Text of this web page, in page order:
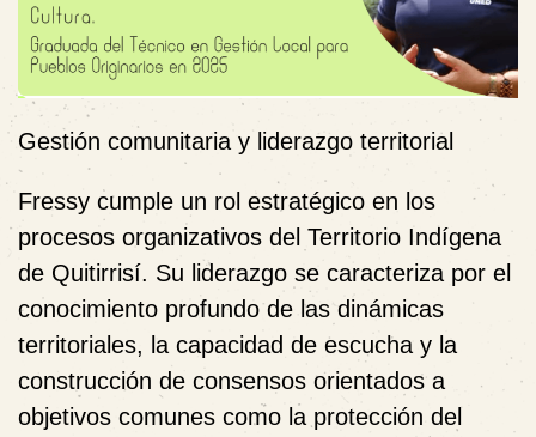
Gestión comunitaria y liderazgo territorial
Fressy cumple un rol estratégico en los
procesos organizativos del Territorio Indígena
de Quitirrisí. Su liderazgo se caracteriza por el
conocimiento profundo de las dinámicas
territoriales, la capacidad de escucha y la
construcción de consensos orientados a
objetivos comunes como la protección del